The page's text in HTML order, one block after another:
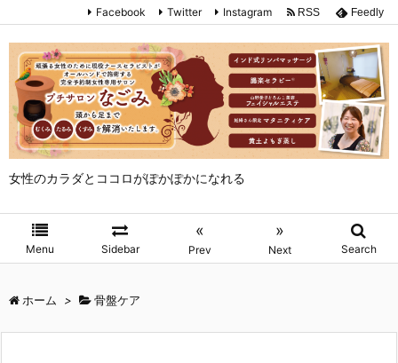
女性のカラダとココロがぽかぽかになれる
Menu Sidebar
«
Prev
»
Next Search
Facebook Twitter Instagram RSS Feedly
ホーム > 骨盤ケア